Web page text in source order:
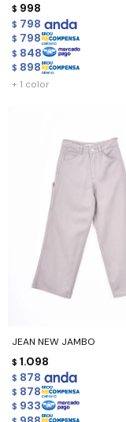
$ 998
$ 798
$ 798
$ 848
$ 898
+ 1 color
JEAN NEW JAMBO
$ 1.098
$ 878
$ 878
$ 933